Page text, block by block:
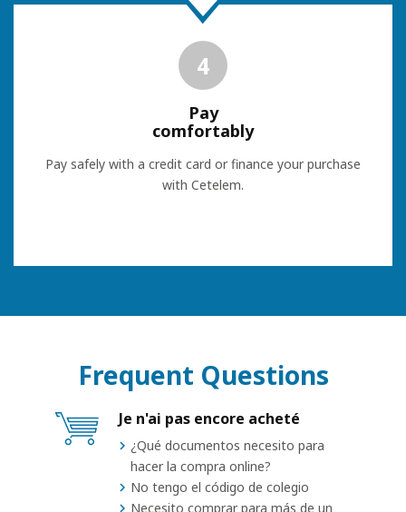
4
Pay
comfortably
Pay safely with a credit card or finance your purchase
with Cetelem.
Frequent Questions
Je n'ai pas encore acheté
¿Qué documentos necesito para
hacer la compra online?
No tengo el código de colegio
Necesito comprar para más de un